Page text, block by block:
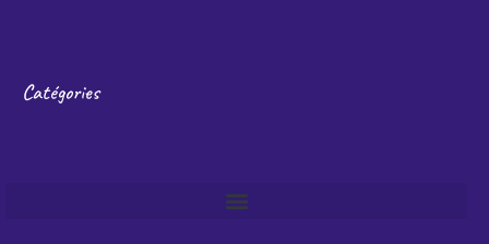
Catégories